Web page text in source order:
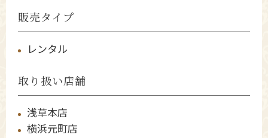
販売タイプ
レンタル
取り扱い店舗
浅草本店
横浜元町店